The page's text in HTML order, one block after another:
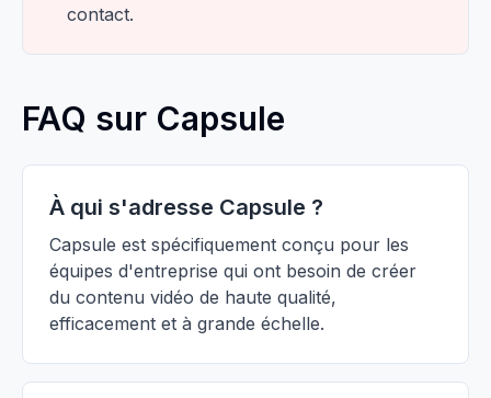
contact.
FAQ sur Capsule
À qui s'adresse Capsule ?
Capsule est spécifiquement conçu pour les
équipes d'entreprise qui ont besoin de créer
du contenu vidéo de haute qualité,
efficacement et à grande échelle.